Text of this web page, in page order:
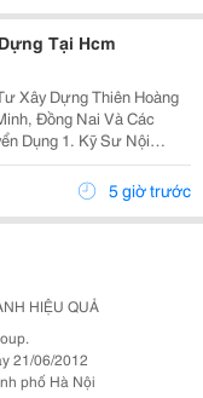
Tại Hcm
Xây Dựng Thiên Hoàng
Đồng Nai Và Các
Đường : 06 2. Kỹ
Thông, Cầu...5 giờ trước
HIỆU QUẢ
21/06/2012
phố Hà Nội